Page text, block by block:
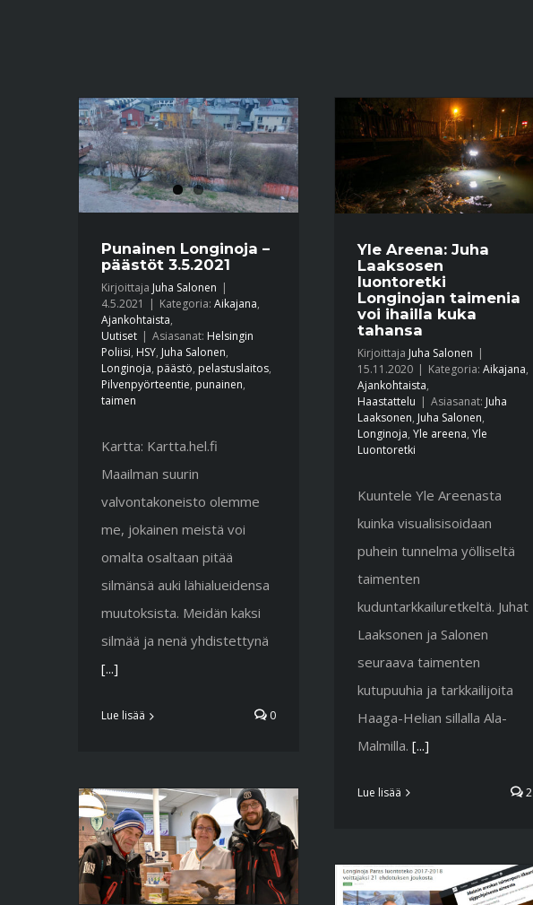
Punainen Longinoja –
päästöt 3.5.2021
Kirjoittaja Juha Salonen |
4.5.2021
| Kategoria: Aikajana,
Ajankohtaista,
Uutiset | Asiasanat: Helsingin
Poliisi, HSY, Juha Salonen,
Longinoja, päästö, pelastuslaitos,
Pilvenpyörteentie, punainen,
taimen
Kartta: Kartta.hel.fi
Maailman suurin
valvontakoneisto olemme
me, jokainen meistä voi
omalta osaltaan pitää
silmänsä auki lähialueidensa
muutoksista. Meidän kaksi
silmää ja nenä yhdistettynä
[...]
Lue lisää 0
Yle Areena: Juha
Laaksosen
luontoretki
Longinojan taimenia
voi ihailla kuka
tahansa
Kirjoittaja Juha Salonen |
15.11.2020 | Kategoria: Aikajana,
Ajankohtaista,
Haastattelu | Asiasanat: Juha
Laaksonen, Juha Salonen,
Longinoja, Yle areena, Yle
Luontoretki
Kuuntele Yle Areenasta
kuinka visualisisoidaan
puhein tunnelma yölliseltä
taimenten
kuduntarkkailuretkeltä. Juhat
Laaksonen ja Salonen
seuraava taimenten
kutupuuhia ja tarkkailijoita
Haaga-Helian sillalla Ala-
Malmilla. [...]
Lue lisää 2